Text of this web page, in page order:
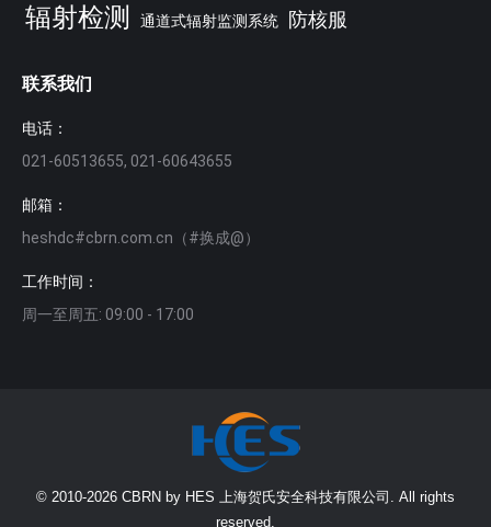
辐射检测 通道式辐射监测系统 防核服
联系我们
电话：
021-60513655, 021-60643655
邮箱：
heshdc#cbrn.com.cn（#换成@）
工作时间：
周一至周五: 09:00 - 17:00
© 2010-2026 CBRN by HES 上海贺氏安全科技有限公司. All rights
reserved.